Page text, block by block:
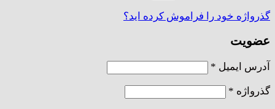
گذرواژه خود را فراموش کرده اید؟
عضویت
آدرس ایمیل *
گذرواژه *